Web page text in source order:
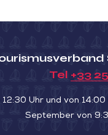
Tel +33
Uhr und von
September von